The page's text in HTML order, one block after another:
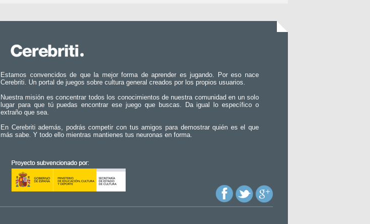
Estamos convencidos de que la mejor forma de aprender es jugando. Por eso nace
Cerebriti. Un portal de juegos sobre cultura general creados por los propios usuarios.
Nuestra misión es concentrar todos los conocimientos de nuestra comunidad en un solo
lugar para que tú puedas encontrar ese juego que buscas. Da igual lo específico o
extraño que sea.
En Cerebriti además, podrás competir con tus amigos para demostrar quién es el que
más sabe. Y todo ello mientras mantienes tus neuronas en forma.